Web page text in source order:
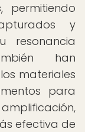
permitiendo
y
resonancia
han
materiales
para
efectiva de